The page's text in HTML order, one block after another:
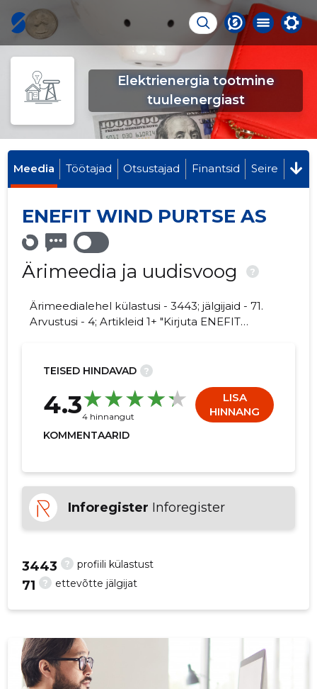
Elektrienergia tootmine
tuuleenergiast
Meedia Töötajad Otsustajad Finantsid Seire
ENEFIT WIND PURTSE AS
Ärimeedia ja uudisvoog ?
Ärimeedialehel külastusi - 3443; jälgijaid - 71.
Arvustusi - 4; Artikleid 1+ "Kirjuta ENEFIT
TEISED HINDAVAD ?
4.34 hinnangut
LISA
HINNANG
KOMMENTAARID
Inforegister Inforegister
? profiili külastust
3443
? ettevõtte jälgijat
71